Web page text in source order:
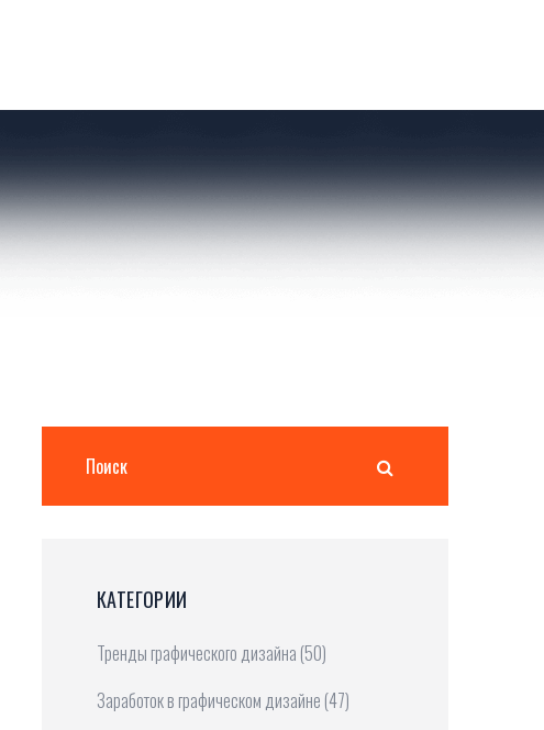
КАТЕГОРИИ
Тренды графического дизайна (50)
Заработок в графическом дизайне (47)